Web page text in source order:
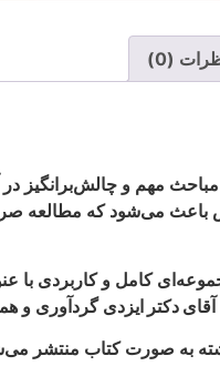
(0)
مهم و چالش‌برانگیز
می‌شود که مطالعه
کامل و کاربردی با
آقای دکتر ایزدی گردآوری و
به صورت کتاب منتشر